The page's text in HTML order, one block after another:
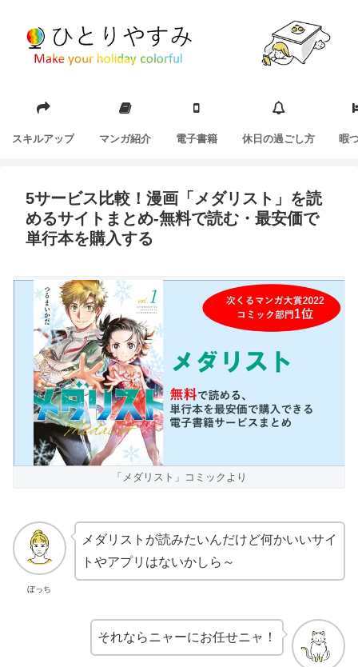
スキルアップ マンガ紹介 電子書籍 休日の過ごし方 暇
5サービス比較！漫画「メダリスト」を読
めるサイトまとめ-無料で読む・最安価で
単行本を購入する
「メダリスト」コミックより
ぼっち
メダリストが読みたいんだけど何かいいサイ
トやアプリはないかしら～
それならニャーにお任せニャ！